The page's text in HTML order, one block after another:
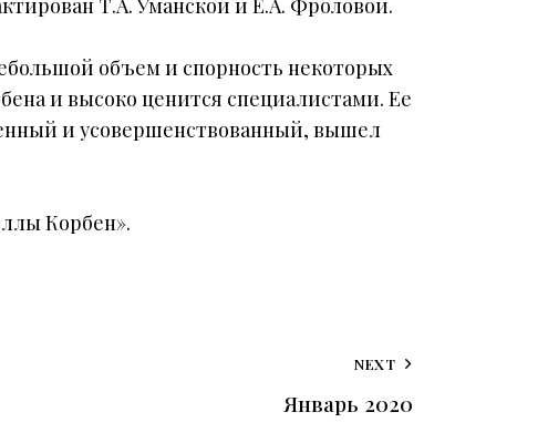
объем и спорность некоторых
и высоко ценится специалистами. Ее
и усовершенствованный, вышел
Корбен».
NEXT
Январь 2020